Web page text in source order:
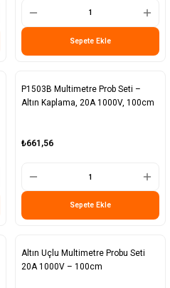
Sepete Ekle
P1503B Multimetre Prob Seti –
Altın Kaplama, 20A 1000V, 100cm
₺661,56
Sepete Ekle
Altın Uçlu Multimetre Probu Seti
20A 1000V – 100cm